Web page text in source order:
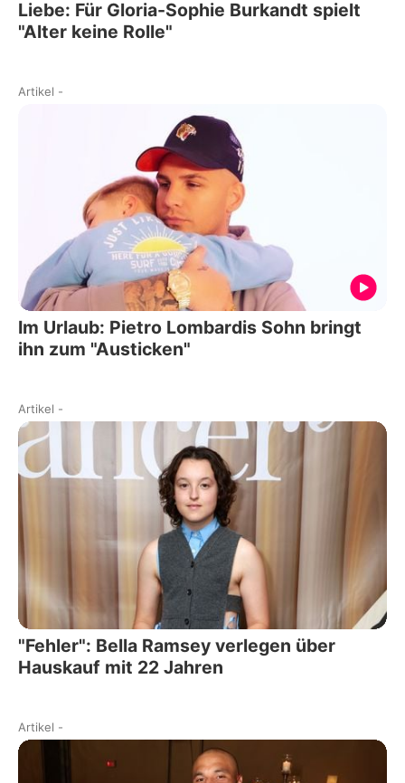
Liebe: Für Gloria-Sophie Burkandt spielt
"Alter keine Rolle"
Artikel -
Im Urlaub: Pietro Lombardis Sohn bringt
ihn zum "Austicken"
Artikel -
"Fehler": Bella Ramsey verlegen über
Hauskauf mit 22 Jahren
Artikel -